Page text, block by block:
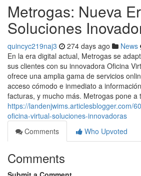
Metrogas: Nueva
Soluciones
quincyc219naj3 274 days ago News
En la era digital actual, Metrogas se
sus clientes con su innovadora Oficina
ofrece una amplia gama de servicios
acceso cómodo e inmediato a
facturas, y mucho más. Metrogas pone a
https://landenjwims.articlesblogger.com/
oficina-virtual-soluciones-innovadoras
Comments
Who Upvoted
Comments